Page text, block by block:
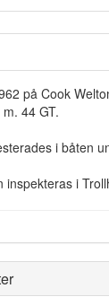
på Cook
44 GT.
i båten
inspekteras i